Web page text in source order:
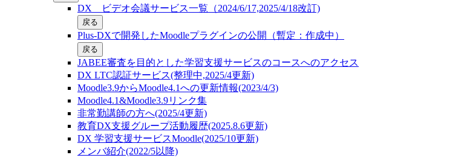
DX ビデオ会議サービス一覧（2024/6/17,2025/4/18改訂)
戻る
Plus-DXで開発したMoodleプラグインの公開（暫定：作成中）
戻る
JABEE審査を目的とした学習支援サービスのコースへのアクセス
DX LTC認証サービス(整理中,2025/4更新)
Moodle3.9からMoodle4.1への更新情報(2023/4/3)
Moodle4.1&Moodle3.9リンク集
非常勤講師の方へ(2025/4更新)
教育DX支援グループ活動履歴(2025.8.6更新)
DX 学習支援サービスMoodle(2025/10更新)
メンバ紹介(2022/5以降)